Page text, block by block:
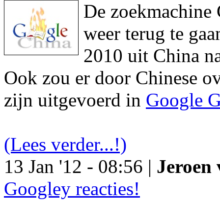
De
weer terug te
2010 uit China
Ook zou er door Chinese
zijn uitgevoerd in Google
(Lees verder...!)
13 Jan '12 - 08:56 | Jeroen
Googley reacties!